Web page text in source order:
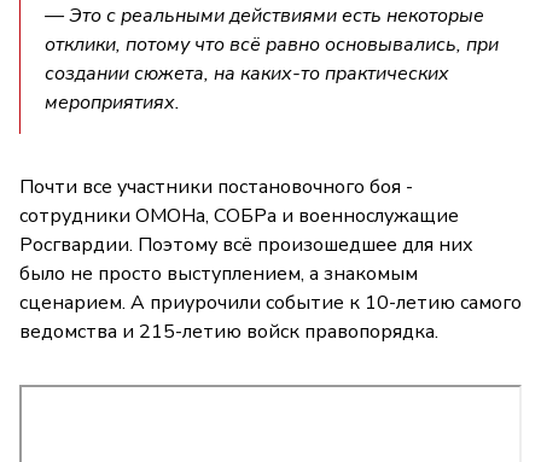
— Это с реальными действиями есть некоторые
отклики, потому что всё равно основывались, при
создании сюжета, на каких-то практических
мероприятиях.
Почти все участники постановочного боя -
сотрудники ОМОНа, СОБРа и военнослужащие
Росгвардии. Поэтому всё произошедшее для них
было не просто выступлением, а знакомым
сценарием. А приурочили событие к 10-летию самого
ведомства и 215-летию войск правопорядка.